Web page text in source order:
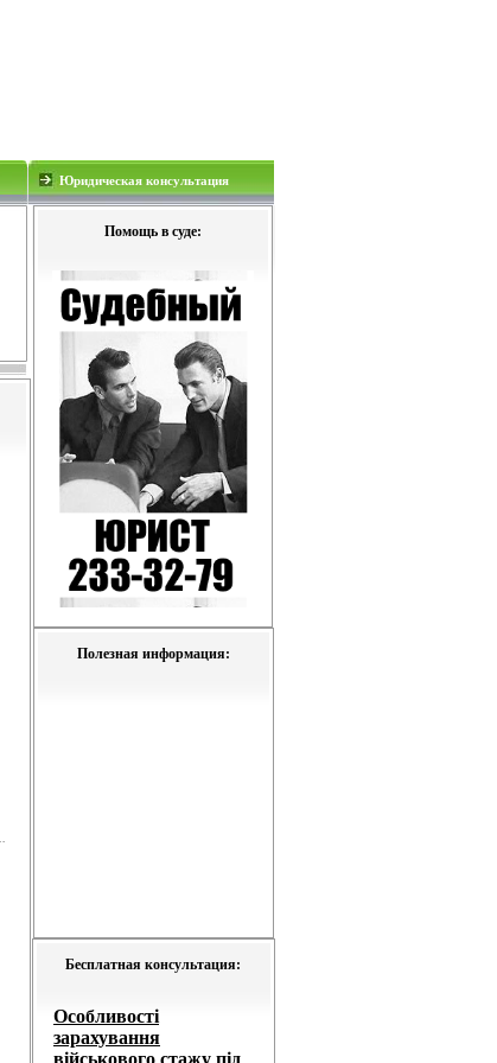
Юридическая консультация
Помощь в суде:
Полезная информация:
Бесплатная консультация: